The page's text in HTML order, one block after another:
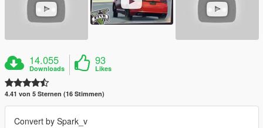
14.055
Downloads
93
Likes
4.41 von 5 Sternen (16 Stimmen)
Convert by Spark_v